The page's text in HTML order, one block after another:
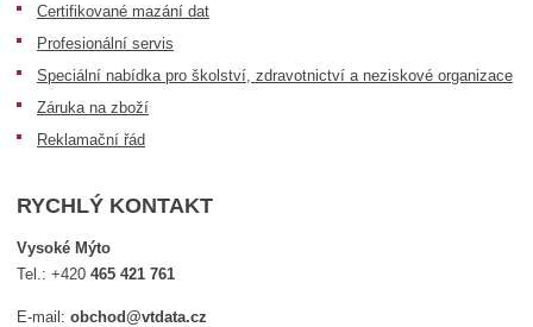
Certifikované mazání dat
Profesionální servis
Speciální nabídka pro školství, zdravotnictví a neziskové organizace
Záruka na zboží
Reklamační řád
RYCHLÝ KONTAKT
Vysoké Mýto
Tel.:+420465 421 761
E-mail:obchod@vtdata.cz